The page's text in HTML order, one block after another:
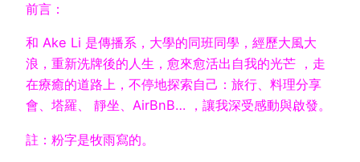
前言：
和 Ake Li 是傳播系，大學的同班同學，經歷大風大
浪，重新洗牌後的人生，愈來愈活出自我的光芒 ，走
在療癒的道路上，不停地探索自己：旅行、料理分享
會、塔羅、 靜坐、AirBnB… ，讓我深受感動與啟發。
註：粉字是牧雨寫的。